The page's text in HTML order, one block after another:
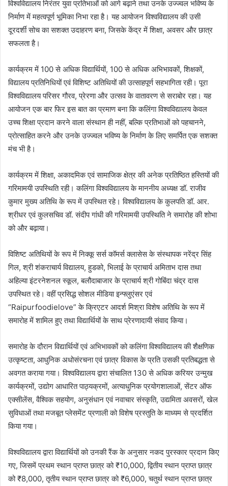
विश्वविद्यालय निरंतर युवा प्रतिभाओं को आगे बढ़ाने तथा उनके उज्ज्वल भविष्य के
निर्माण में महत्वपूर्ण भूमिका निभा रहा है। यह आयोजन विश्वविद्यालय की उसी
दूरदर्शी सोच का सशक्त उदाहरण बना, जिसके केंद्र में शिक्षा, अवसर और छात्र
सफलता है।
कार्यक्रम में 100 से अधिक विद्यार्थियों, 100 से अधिक अभिभावकों, शिक्षकों,
विद्यालय प्रतिनिधियों एवं विशिष्ट अतिथियों की उत्साहपूर्ण सहभागिता रही। पूरा
विश्वविद्यालय परिसर गौरव, प्रेरणा और उत्सव के वातावरण से सराबोर रहा। यह
आयोजन एक बार फिर इस बात का प्रमाण बना कि कलिंगा विश्वविद्यालय केवल
उच्च शिक्षा प्रदान करने वाला संस्थान ही नहीं, बल्कि प्रतिभाओं को पहचानने,
प्रोत्साहित करने और उनके उज्ज्वल भविष्य के निर्माण के लिए समर्पित एक सशक्त
मंच भी है।
कार्यक्रम में शिक्षा, अकादमिक एवं सामाजिक क्षेत्र की अनेक प्रतिष्ठित हस्तियों की
गरिमामयी उपस्थिति रही। कलिंगा विश्वविद्यालय के माननीय अध्यक्ष डॉ. राजीव
कुमार मुख्य अतिथि के रूप में उपस्थित रहे। विश्वविद्यालय के कुलपति डॉ. आर.
श्रीधर एवं कुलसचिव डॉ. संदीप गांधी की गरिमामयी उपस्थिति ने समारोह की शोभा
को और बढ़ाया।
विशिष्ट अतिथियों के रूप में निक्कू सर्स कॉमर्स क्लासेस के संस्थापक नरेंद्र सिंह
गिल, श्री शंकराचार्य विद्यालय, हुडको, भिलाई के प्राचार्य अमिताभ दास तथा
अहिल्या इंटरनेशनल स्कूल, बलौदाबाजार के प्राचार्य श्री गोबिंदा चंद्र दास
उपस्थित रहे। वहीं प्रसिद्ध सोशल मीडिया इन्फ्लुएंसर एवं
“Raipurfoodielove” के क्रिएटर आदर्श मिश्रा विशेष अतिथि के रूप में
समारोह में शामिल हुए तथा विद्यार्थियों के साथ प्रेरणादायी संवाद किया।
समारोह के दौरान विद्यार्थियों एवं अभिभावकों को कलिंगा विश्वविद्यालय की शैक्षणिक
उत्कृष्टता, आधुनिक अधोसंरचना एवं छात्र विकास के प्रति उसकी प्रतिबद्धता से
अवगत कराया गया। विश्वविद्यालय द्वारा संचालित 130 से अधिक करियर उन्मुख
कार्यक्रमों, उद्योग आधारित पाठ्यक्रमों, अत्याधुनिक प्रयोगशालाओं, सेंटर ऑफ
एक्सीलेंस, वैश्विक सहयोग, अनुसंधान एवं नवाचार संस्कृति, उद्यमिता अवसरों, खेल
सुविधाओं तथा मजबूत प्लेसमेंट प्रणाली को विशेष प्रस्तुति के माध्यम से प्रदर्शित
किया गया।
विश्वविद्यालय द्वारा विद्यार्थियों को उनकी रैंक के अनुसार नकद पुरस्कार प्रदान किए
गए, जिसमें प्रथम स्थान प्राप्त छात्र को ₹10,000, द्वितीय स्थान प्राप्त छात्र
को ₹8,000, तृतीय स्थान प्राप्त छात्र को ₹6,000, चतुर्थ स्थान प्राप्त छात्र